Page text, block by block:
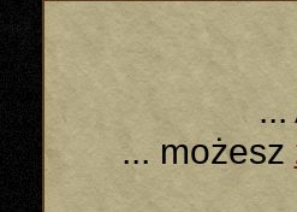
... możesz